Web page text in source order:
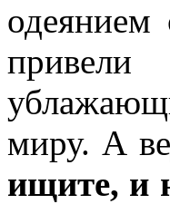
одеянием
миру. А
ищите, и